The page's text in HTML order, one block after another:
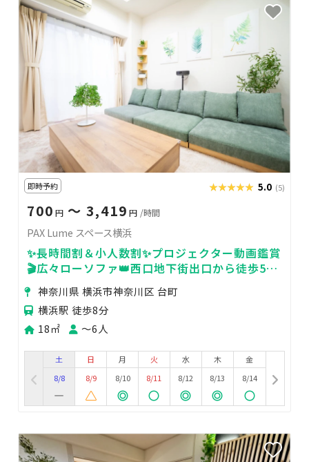
即時予約 ★★★★★
★★★★★ 5.0 (5)
700 円 〜 3,419 円 /時間
PAX Lume スペース横浜
✨長時間割＆小人数割✨プロジェクター動画鑑賞
🎬広々ローソファ👑西口地下街出口から徒歩5分
🎵 神奈川県 横浜市神奈川区 台町
横浜駅 徒歩8分
18㎡
〜6人
土
8/8
日
8/9
月
8/10
火
8/11
水
8/12
木
8/13
金
8/14